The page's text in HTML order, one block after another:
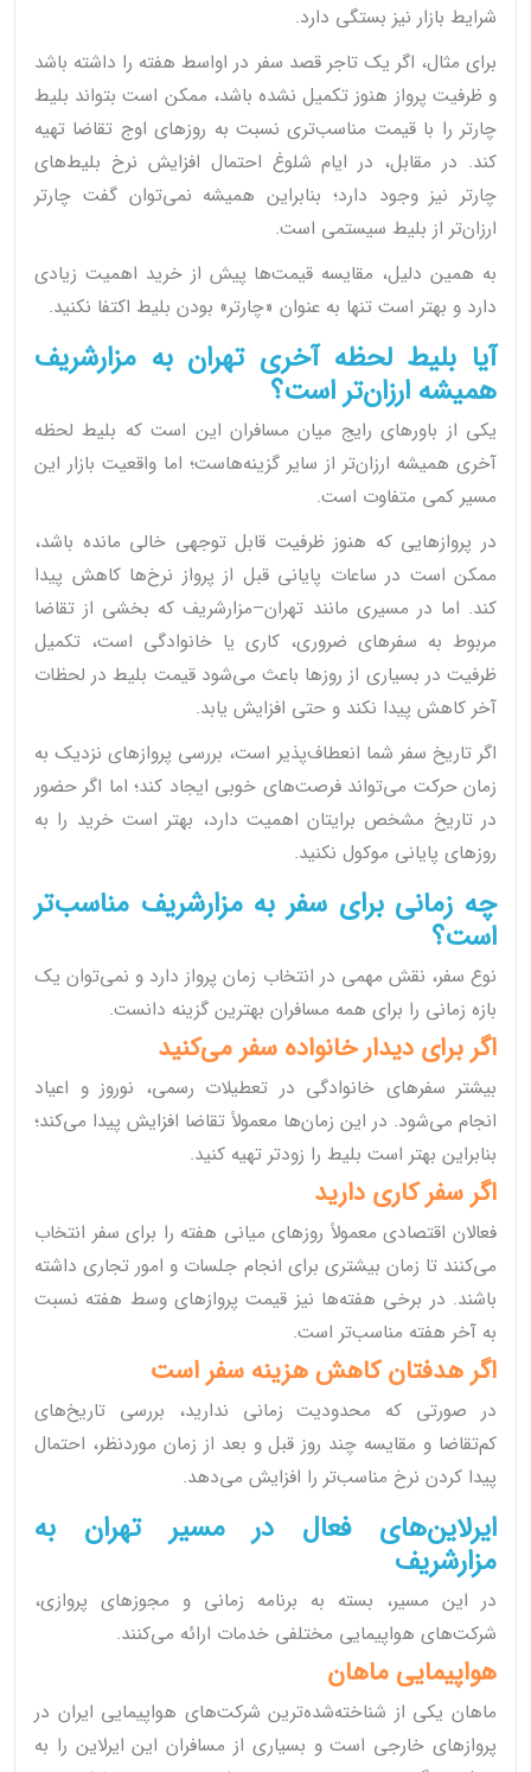
شرایط بازار نیز بستگی دارد.
برای مثال، اگر یک تاجر قصد سفر در اواسط هفته را داشته باشد
و ظرفیت پرواز هنوز تکمیل نشده باشد، ممکن است بتواند بلیط
چارتر را با قیمت مناسب‌تری نسبت به روزهای اوج تقاضا تهیه
کند. در مقابل، در ایام شلوغ احتمال افزایش نرخ بلیط‌های
چارتر نیز وجود دارد؛ بنابراین همیشه نمی‌توان گفت چارتر
ارزان‌تر از بلیط سیستمی است.
به همین دلیل، مقایسه قیمت‌ها پیش از خرید اهمیت زیادی
دارد و بهتر است تنها به عنوان «چارتر» بودن بلیط اکتفا نکنید.
آیا بلیط لحظه آخری تهران به مزارشریف
همیشه ارزان‌تر است؟
یکی از باورهای رایج میان مسافران این است که بلیط لحظه
آخری همیشه ارزان‌تر از سایر گزینه‌هاست؛ اما واقعیت بازار این
مسیر کمی متفاوت است.
در پروازهایی که هنوز ظرفیت قابل توجهی خالی مانده باشد،
ممکن است در ساعات پایانی قبل از پرواز نرخ‌ها کاهش پیدا
کند. اما در مسیری مانند تهران–مزارشریف که بخشی از تقاضا
مربوط به سفرهای ضروری، کاری یا خانوادگی است، تکمیل
ظرفیت در بسیاری از روزها باعث می‌شود قیمت بلیط در لحظات
آخر کاهش پیدا نکند و حتی افزایش یابد.
اگر تاریخ سفر شما انعطاف‌پذیر است، بررسی پروازهای نزدیک به
زمان حرکت می‌تواند فرصت‌های خوبی ایجاد کند؛ اما اگر حضور
در تاریخ مشخص برایتان اهمیت دارد، بهتر است خرید را به
روزهای پایانی موکول نکنید.
چه زمانی برای سفر به مزارشریف مناسب‌تر
است؟
نوع سفر، نقش مهمی در انتخاب زمان پرواز دارد و نمی‌توان یک
بازه زمانی را برای همه مسافران بهترین گزینه دانست.
اگر برای دیدار خانواده سفر می‌کنید
بیشتر سفرهای خانوادگی در تعطیلات رسمی، نوروز و اعیاد
انجام می‌شود. در این زمان‌ها معمولاً تقاضا افزایش پیدا می‌کند؛
بنابراین بهتر است بلیط را زودتر تهیه کنید.
اگر سفر کاری دارید
فعالان اقتصادی معمولاً روزهای میانی هفته را برای سفر انتخاب
می‌کنند تا زمان بیشتری برای انجام جلسات و امور تجاری داشته
باشند. در برخی هفته‌ها نیز قیمت پروازهای وسط هفته نسبت
به آخر هفته مناسب‌تر است.
اگر هدفتان کاهش هزینه سفر است
در صورتی که محدودیت زمانی ندارید، بررسی تاریخ‌های
کم‌تقاضا و مقایسه چند روز قبل و بعد از زمان موردنظر، احتمال
پیدا کردن نرخ مناسب‌تر را افزایش می‌دهد.
ایرلاین‌های فعال در مسیر تهران به
مزارشریف
در این مسیر، بسته به برنامه زمانی و مجوزهای پروازی،
شرکت‌های هواپیمایی مختلفی خدمات ارائه می‌کنند.
هواپیمایی ماهان
ماهان یکی از شناخته‌شده‌ترین شرکت‌های هواپیمایی ایران در
پروازهای خارجی است و بسیاری از مسافران این ایرلاین را به